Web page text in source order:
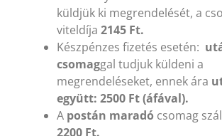
küldjük ki megrendelését, a
viteldíja 2145 Ft.
Készpénzes fizetés esetén:
csomaggal tudjuk küldeni a
megrendeléseket, ennek ára
együtt: 2500 Ft (áfával).
A postán maradó csomag
2200 Ft.